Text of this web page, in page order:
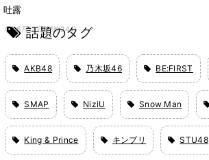
吐露
6月13日 11時24分
話題のタグ
AKB48 乃木坂46 BE:FIRST
SMAP NiziU Snow Man
King & Prince キンプリ STU48